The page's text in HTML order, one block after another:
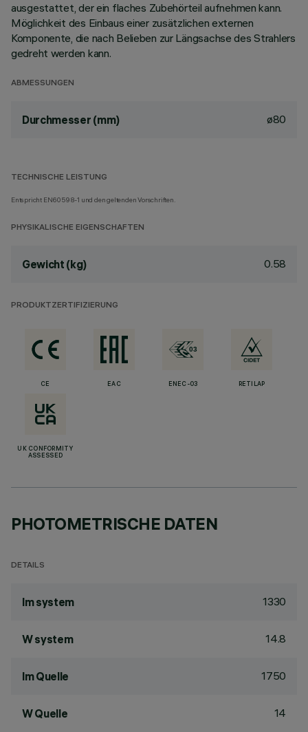
ausgestattet, der ein flaches Zubehörteil aufnehmen kann.
Möglichkeit des Einbaus einer zusätzlichen externen
Komponente, die nach Belieben zur Längsachse des Strahlers
gedreht werden kann.
ABMESSUNGEN
Durchmesser (mm) ø80
TECHNISCHE LEISTUNG
Entspricht EN60598-1 und den geltenden Vorschriften.
PHYSIKALISCHE EIGENSCHAFTEN
Gewicht (kg) 0.58
PRODUKTZERTIFIZIERUNG
CE EAC ENEC-03 RETILAP
UK CONFORMITY
ASSESSED
PHOTOMETRISCHE DATEN
DETAILS
lm system 1330
W system 14.8
lm Quelle 1750
W Quelle 14